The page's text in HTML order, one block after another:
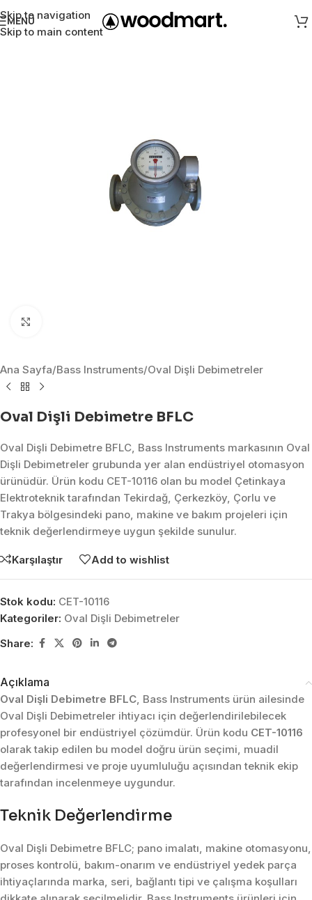
Skip to navigation
Skip to main content
MENÜ
Ana Sayfa/Bass Instruments/Oval Dişli Debimetreler
Oval Dişli Debimetre BFLC
Oval Dişli Debimetre BFLC, Bass Instruments markasının Oval
Dişli Debimetreler grubunda yer alan endüstriyel otomasyon
ürünüdür. Ürün kodu CET-10116 olan bu model Çetinkaya
Elektroteknik tarafından Tekirdağ, Çerkezköy, Çorlu ve
Trakya bölgesindeki pano, makine ve bakım projeleri için
teknik değerlendirmeye uygun şekilde sunulur.
Karşılaştır Add to wishlist
Stok kodu: CET-10116
Kategoriler: Oval Dişli Debimetreler
Share:
Açıklama
Oval Dişli Debimetre BFLC, Bass Instruments ürün ailesinde
Oval Dişli Debimetreler ihtiyacı için değerlendirilebilecek
profesyonel bir endüstriyel çözümdür. Ürün kodu CET-10116
olarak takip edilen bu model doğru ürün seçimi, muadil
değerlendirmesi ve proje uyumluluğu açısından teknik ekip
tarafından incelenmeye uygundur.
Teknik Değerlendirme
Oval Dişli Debimetre BFLC; pano imalatı, makine otomasyonu,
proses kontrolü, bakım-onarım ve endüstriyel yedek parça
ihtiyaçlarında marka, seri, bağlantı tipi ve çalışma koşulları